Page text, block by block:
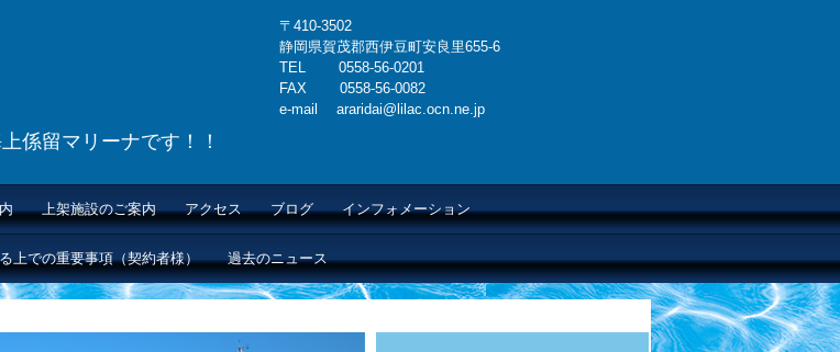
係留マリーナです！！
〒410-3502
静岡県賀茂郡西伊豆町安良里655-6
TEL 0558-56-0201
FAX 0558-56-0082
e-mail araridai@lilac.ocn.ne.jp
上架施設のご案内 アクセス ブログ インフォメーション
上での重要事項（契約者様） 過去のニュース